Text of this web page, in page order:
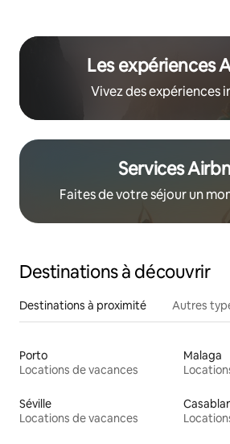
Les expériences
Vivez des expériences
Services
Faites de votre séjour un
Destinations à découvrir
Destinations à proximité Autres
Porto
Locations de vacances
Malaga
Séville
Locations de vacances